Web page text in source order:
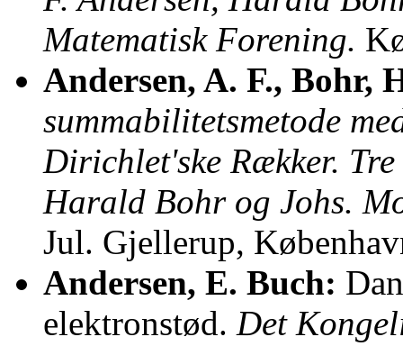
Matematisk Forening.
Andersen, A. F., Bohr,
summabilitetsmetode
Dirichlet'ske Rækker.
Harald Bohr og Johs.
Jul. Gjellerup,
Andersen, E. Buch:
elektronstød. Det